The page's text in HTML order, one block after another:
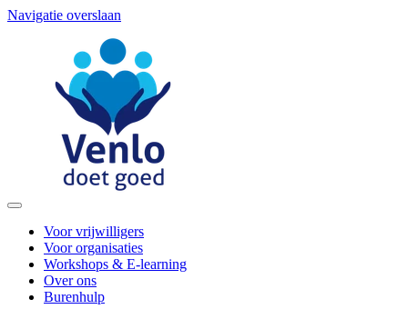
Navigatie overslaan
Voor vrijwilligers
Voor organisaties
Workshops & E-learning
Over ons
Burenhulp